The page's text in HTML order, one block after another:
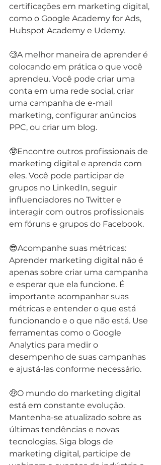
certificações em marketing digital,
como o Google Academy for Ads,
Hubspot Academy e Udemy.
🧐A melhor maneira de aprender é
colocando em prática o que você
aprendeu. Você pode criar uma
conta em uma rede social, criar
uma campanha de e-mail
marketing, configurar anúncios
PPC, ou criar um blog.
🥸Encontre outros profissionais de
marketing digital e aprenda com
eles. Você pode participar de
grupos no LinkedIn, seguir
influenciadores no Twitter e
interagir com outros profissionais
em fóruns e grupos do Facebook.
😎Acompanhe suas métricas:
Aprender marketing digital não é
apenas sobre criar uma campanha
e esperar que ela funcione. É
importante acompanhar suas
métricas e entender o que está
funcionando e o que não está. Use
ferramentas como o Google
Analytics para medir o
desempenho de suas campanhas
e ajustá-las conforme necessário.
🤑O mundo do marketing digital
está em constante evolução.
Mantenha-se atualizado sobre as
últimas tendências e novas
tecnologias. Siga blogs de
marketing digital, participe de